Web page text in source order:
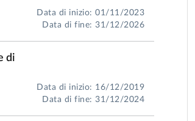
Data di inizio: 01/11/2023
Data di fine: 31/12/2026
di
Data di inizio: 16/12/2019
Data di fine: 31/12/2024